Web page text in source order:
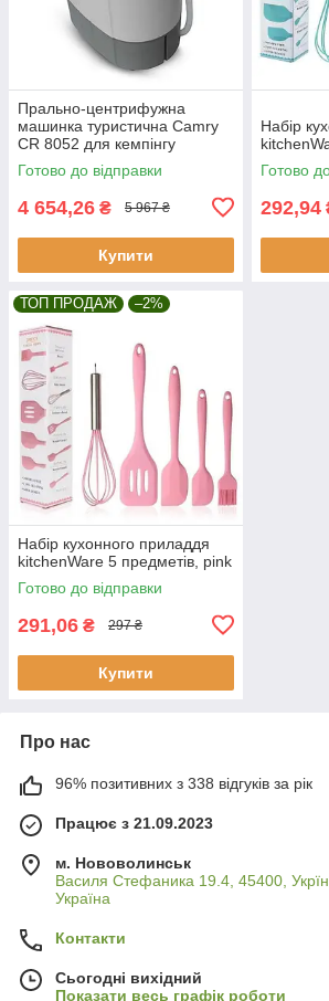
Прально-центрифужна
машинка туристична Camry
CR 8052 для кемпінгу
Готово до відправки
4 654,26 ₴ 5 967 ₴
Купити
Набір
Готово
292,94
ТОП ПРОДАЖ –2%
Набір кухонного приладдя
kitchenWare 5 предметів, pink
Готово до відправки
291,06 ₴ 297 ₴
Купити
Про нас
96% позитивних з 338 відгуків за рік
Працює з 21.09.2023
м. Нововолинськ
Василя Стефаника 19.4, 45400,
Україна
Контакти
Сьогодні вихідний
Показати весь графік роботи